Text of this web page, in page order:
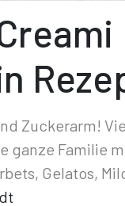
Zuckerarm!
ganze Familie
Gelatos,